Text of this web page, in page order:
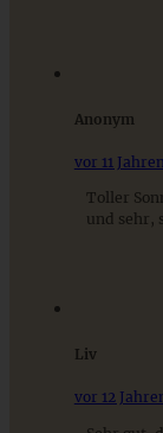
Anonym
vor 11 Jahren
Toller
und sehr,
Liv
vor 12